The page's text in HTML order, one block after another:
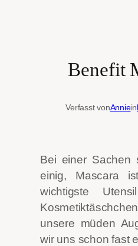
Benefit
Verfasst vonAnniein
Bei einer Sachen
einig, Mascara
wichtigste
unsere müden
wir uns schon fast